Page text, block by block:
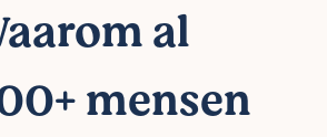
al
mensen